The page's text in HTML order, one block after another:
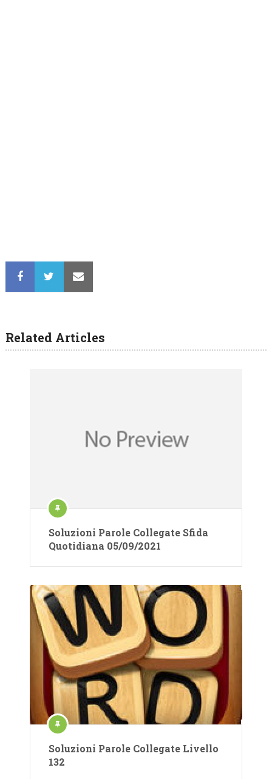
Related Articles
Soluzioni Parole Collegate Sfida
Quotidiana 05/09/2021
Soluzioni Parole Collegate Livello
132